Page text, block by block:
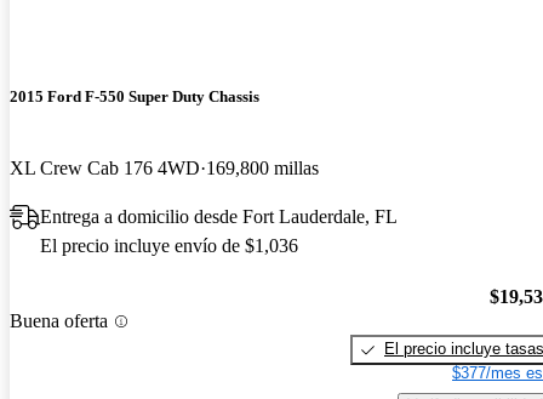
2015 Ford F-550 Super Duty Chassis
XL Crew Cab 176 4WD 169,800 millas
Entrega a domicilio desde Fort Lauderdale, FL
El precio incluye envío de $1,036
Buena oferta
El precio incluye tasas
$377/mes